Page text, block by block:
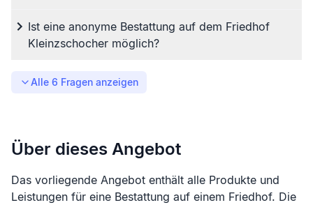
Ist eine anonyme Bestattung auf dem Friedhof
Kleinzschocher möglich?
Alle 6 Fragen anzeigen
Über dieses Angebot
Das vorliegende Angebot enthält alle Produkte und
Leistungen für eine Bestattung auf einem Friedhof. Die